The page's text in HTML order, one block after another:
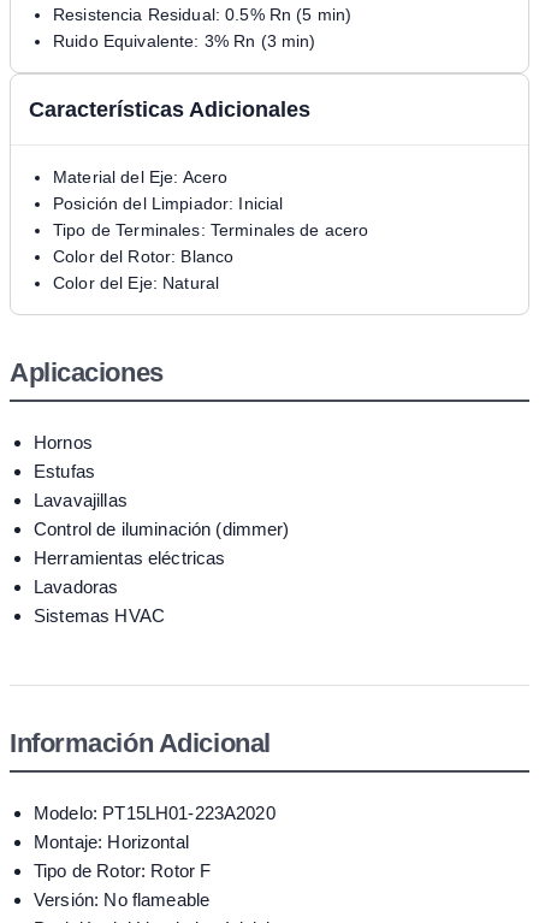
Resistencia Residual: 0.5% Rn (5 min)
Ruido Equivalente: 3% Rn (3 min)
Características Adicionales
Material del Eje: Acero
Posición del Limpiador: Inicial
Tipo de Terminales: Terminales de acero
Color del Rotor: Blanco
Color del Eje: Natural
Aplicaciones
Hornos
Estufas
Lavavajillas
Control de iluminación (dimmer)
Herramientas eléctricas
Lavadoras
Sistemas HVAC
Información Adicional
Modelo: PT15LH01-223A2020
Montaje: Horizontal
Tipo de Rotor: Rotor F
Versión: No flameable